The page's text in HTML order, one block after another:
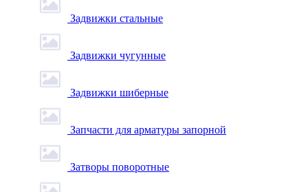
Задвижки стальные
Задвижки чугунные
Задвижки шиберные
Запчасти для арматуры запорной
Затворы поворотные